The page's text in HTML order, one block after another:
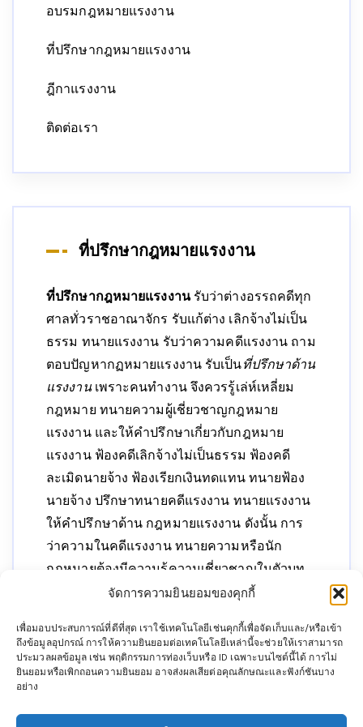
จัดการความยินยอมของคุกกี้
เพื่อมอบประสบการณ์ที่ดีที่สุด เราใช้เทคโนโลยีเช่นคุกกี้เพื่อจัดเก็บและ/หรือเข้า
ถึงข้อมูลอุปกรณ์ การให้ความยินยอมต่อเทคโนโลยีเหล่านี้จะช่วยให้เราสามารถ
ประมวลผลข้อมูล เช่น พฤติกรรมการท่องเว็บหรือ ID เฉพาะบนไซต์นี้ได้ การไม่
ยินยอมหรือเพิกถอนความยินยอม อาจส่งผลเสียต่อคุณลักษณะและฟังก์ชันบาง
อย่าง
อบรมกฎหมายแรงงาน
ที่ปรึกษากฎหมายแรงงาน
ฎีกาแรงงาน
ติดต่อเรา
ที่ปรึกษากฎหมายแรงงาน
ที่ปรึกษากฎหมายแรงงานรับว่าต่างอรรถคดีทุก
ศาลทั่วราชอาณาจักร รับแก้ต่าง เลิกจ้างไม่เป็น
ธรรม ทนายแรงงาน รับว่าความคดีแรงงาน ถาม
ตอบปัญหากฏหมายแรงงาน รับเป็นที่ปรึกษาด้าน
แรงงานเพราะคนทำงาน จึงควรรู้เล่ห์เหลี่ยม
กฎหมาย ทนายความผู้เชี่ยวชาญกฎหมาย
แรงงาน และให้คำปรึกษาเกี่ยวกับกฎหมาย
แรงงาน ฟ้องคดีเลิกจ้างไม่เป็นธรรม ฟ้องคดี
ละเมิดนายจ้าง ฟ้องเรียกเงินทดแทน ทนายฟ้อง
นายจ้าง ปรึกษาทนายคดีแรงงาน ทนายแรงงาน
ให้คำปรึกษาด้าน กฎหมายแรงงาน ดังนั้น การ
ว่าความในคดีแรงงาน ทนายความหรือนัก
กฎหมายต้องมีความรู้ความเชี่ยวชาญในตัวบท
กฎหมาย ต้องที่นี่ที่เดียว ที่ปรึกาากฎหมาย
ความเชียวชาญ ประสบการณ์กว่า 20 ปี ทั้งยังมี
เปิดอบรมกฎหมายแรงงานอีกด้วย ทั้งยังสามารถ
มากมายที่นี่ที่เดียว
เพื่อนำเสนอคอนเทนต์และโฆษณาที่ท่านอาจสนใจเพื่อให้ท่านได้รับ